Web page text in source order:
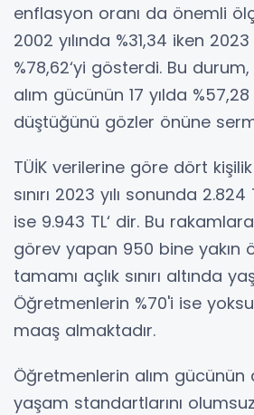
enflasyon oranı da önemli
2002 yılında %31,34 iken
%78,62‘yi gösterdi. Bu
alım gücünün 17 yılda
düştüğünü gözler önüne
TÜİK verilerine göre dört
sınırı 2023 yılı sonunda 2.824
ise 9.943 TL‘ dir. Bu
görev yapan 950 bine yakın
tamamı açlık sınırı altında
Öğretmenlerin %70'i ise
maaş almaktadır.
Öğretmenlerin alım gücünün
yaşam standartlarını